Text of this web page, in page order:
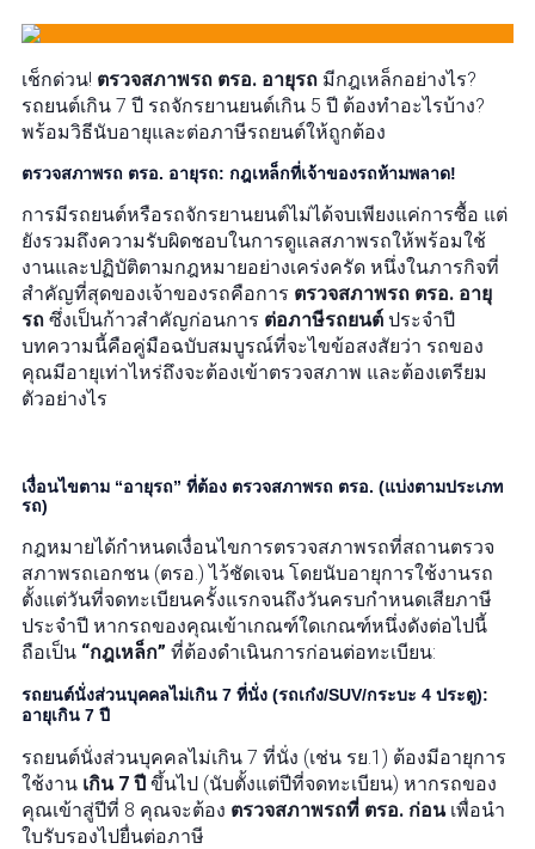
เช็กด่วน! ตรวจสภาพรถ ตรอ. อายุรถ มีกฎเหล็กอย่างไร?
รถยนต์เกิน 7 ปี รถจักรยานยนต์เกิน 5 ปี ต้องทำอะไรบ้าง?
พร้อมวิธีนับอายุและต่อภาษีรถยนต์ให้ถูกต้อง
ตรวจสภาพรถ ตรอ. อายุรถ: กฎเหล็กที่เจ้าของรถห้ามพลาด!
การมีรถยนต์หรือรถจักรยานยนต์ไม่ได้จบเพียงแค่การซื้อ แต่
ยังรวมถึงความรับผิดชอบในการดูแลสภาพรถให้พร้อมใช้
งานและปฏิบัติตามกฎหมายอย่างเคร่งครัด หนึ่งในภารกิจที่
สำคัญที่สุดของเจ้าของรถคือการ ตรวจสภาพรถ ตรอ. อายุ
รถ ซึ่งเป็นก้าวสำคัญก่อนการ ต่อภาษีรถยนต์ ประจำปี
บทความนี้คือคู่มือฉบับสมบูรณ์ที่จะไขข้อสงสัยว่า รถของ
คุณมีอายุเท่าไหร่ถึงจะต้องเข้าตรวจสภาพ และต้องเตรียม
ตัวอย่างไร
เงื่อนไขตาม “อายุรถ” ที่ต้อง ตรวจสภาพรถ ตรอ. (แบ่งตามประเภท
รถ)
กฎหมายได้กำหนดเงื่อนไขการตรวจสภาพรถที่สถานตรวจ
สภาพรถเอกชน (ตรอ.) ไว้ชัดเจน โดยนับอายุการใช้งานรถ
ตั้งแต่วันที่จดทะเบียนครั้งแรกจนถึงวันครบกำหนดเสียภาษี
ประจำปี หากรถของคุณเข้าเกณฑ์ใดเกณฑ์หนึ่งดังต่อไปนี้
ถือเป็น “กฎเหล็ก” ที่ต้องดำเนินการก่อนต่อทะเบียน:
รถยนต์นั่งส่วนบุคคลไม่เกิน 7 ที่นั่ง (รถเก๋ง/SUV/กระบะ 4 ประตู):
อายุเกิน 7 ปี
รถยนต์นั่งส่วนบุคคลไม่เกิน 7 ที่นั่ง (เช่น รย.1) ต้องมีอายุการ
ใช้งาน เกิน 7 ปี ขึ้นไป (นับตั้งแต่ปีที่จดทะเบียน) หากรถของ
คุณเข้าสู่ปีที่ 8 คุณจะต้อง ตรวจสภาพรถที่ ตรอ. ก่อนเพื่อนำ
ใบรับรองไปยื่นต่อภาษี